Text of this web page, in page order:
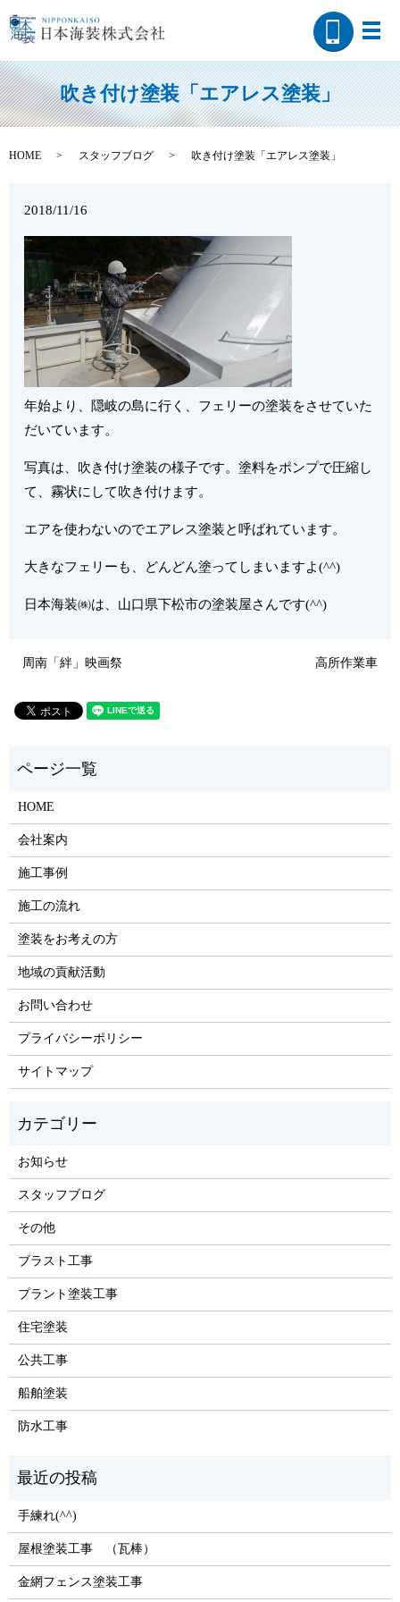
メ
吹き付け塗装「エアレス塗装」
HOME スタッフブログ 吹き付け塗装「エアレス塗装」
2018/11/16
年始より、隠岐の島に行く、フェリーの塗装をさせていた
だいています。
写真は、吹き付け塗装の様子です。塗料をポンプで圧縮し
て、霧状にして吹き付けます。
エアを使わないのでエアレス塗装と呼ばれています。
大きなフェリーも、どんどん塗ってしまいますよ(^^)
日本海装㈱は、山口県下松市の塗装屋さんです(^^)
周南「絆」映画祭 高所作業車
HOME
会社案内
施工事例
施工の流れ
塗装をお考えの方
地域の貢献活動
お問い合わせ
プライバシーポリシー
サイトマップ
お知らせ
スタッフブログ
その他
ブラスト工事
プラント塗装工事
住宅塗装
公共工事
船舶塗装
防水工事
手練れ(^^)
屋根塗装工事 （瓦棒）
金網フェンス塗装工事